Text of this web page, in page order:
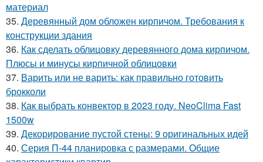
материал
35. Деревянный дом обложен кирпичом. Требования к
конструкции здания
36. Как сделать облицовку деревянного дома кирпичом.
Плюсы и минусы кирпичной облицовки
37. Варить или не варить: как правильно готовить
брокколи
38. Как выбрать конвектор в 2023 году. NeoClima Fast
1500w
39. Декорирование пустой стены: 9 оригинальных идей
40. Серия П-44 планировка с размерами. Общие